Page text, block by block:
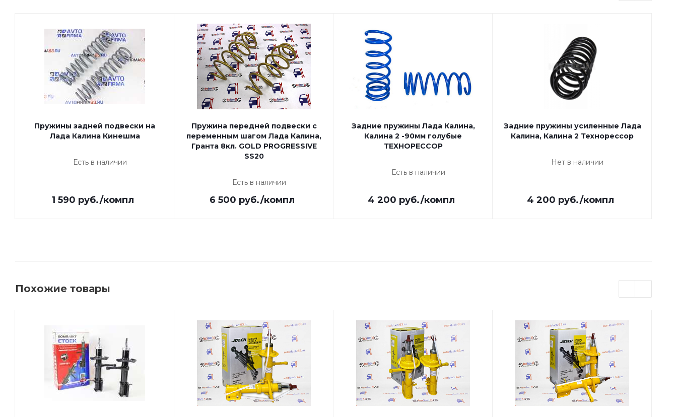
Пружины задней подвески на
Лада Калина Кинешма
Есть в наличии
1 590 руб./компл
Пружина передней подвески с
переменным шагом Лада Калина,
Гранта 8кл. GOLD PROGRESSIVE
SS20
Есть в наличии
6 500 руб./компл
Задние пружины Лада Калина,
Калина 2 -90мм голубые
ТЕХНОРЕССОР
Есть в наличии
4 200 руб./компл
Задние пружины усиленные Лада
Калина, Калина 2 Технорессор
Нет в наличии
4 200 руб./компл
Похожие товары